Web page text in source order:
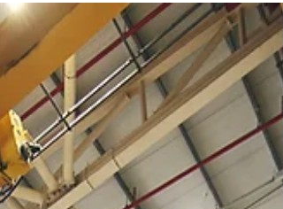
特別是在內裝設計上，Princess V40 展現了其與眾
同的奢華風格和獨特魅力。本文將深入探討
Princess V40 的內裝設計特色，並比較其與其他品
遊艇的差異。